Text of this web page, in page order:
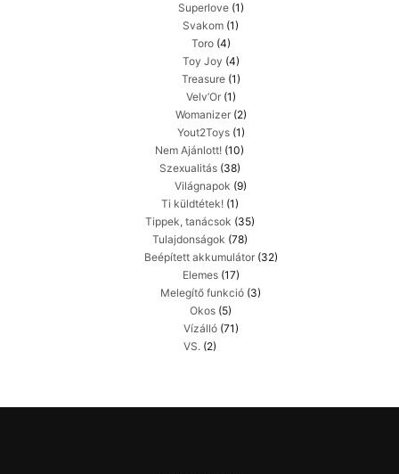
Superlove(1)
Svakom (1)
Toro(4)
Toy Joy (4)
Treasure(1)
Velv’Or(1)
Womanizer(2)
Yout2Toys(1)
Nem Ajánlott! (10)
Szexualitás(38)
Világnapok (9)
Ti küldtétek!(1)
Tippek, tanácsok (35)
Tulajdonságok (78)
Beépített akkumulátor(32)
Elemes(17)
Melegítő funkció (3)
Okos (5)
Vízálló(71)
VS.(2)